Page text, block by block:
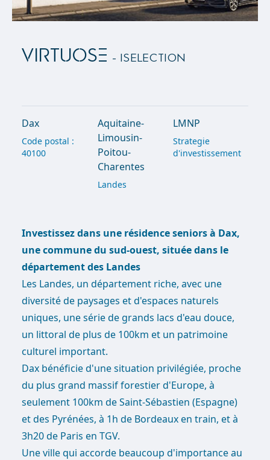
VIRTUOSE - ISelection
Dax
Code postal :
40100
Aquitaine-
Limousin-
Poitou-
Charentes
Landes
LMNP
Strategie
d'investissement
Investissez dans une résidence seniors à Dax,
une commune du sud-ouest, située dans le
département des Landes
Les Landes, un département riche, avec une
diversité de paysages et d'espaces naturels
uniques, une série de grands lacs d'eau douce,
un littoral de plus de 100km et un patrimoine
culturel important.
Dax bénéficie d'une situation privilégiée, proche
du plus grand massif forestier d'Europe, à
seulement 100km de Saint-Sébastien (Espagne)
et des Pyrénées, à 1h de Bordeaux en train, et à
3h20 de Paris en TGV.
Une ville qui accorde beaucoup d'importance au